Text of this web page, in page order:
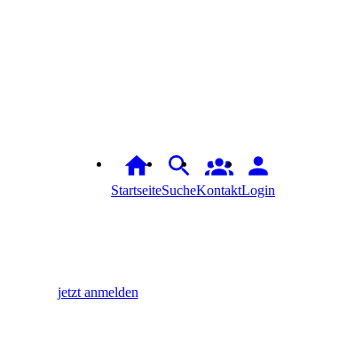
StartseiteSuche Login
jetzt anmelden